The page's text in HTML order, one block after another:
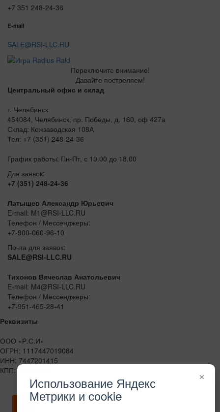
+7 351 248-24-36
E-mail
SALE@RSI-LLC.RU
Переключите внимание!
Давайте постреляем!
Центральный офис и склад
г. Челябинск
454084, Челябинск, пр. Победы, д. 160, оф 427а
Склад: Кожзаводская 108А
Тел: +7 (351) 248-24-36
График работы: Пн-Пт, с 10.00 до 18.00
Для заявок:
+7 (351) 248-24-36
Латышев Александр Юрьевич
E-mail: M1@RSI-LLC.RU
Телефон / Мессенджеры:
+7-900-060-96-10
Почта для заявок:
SALE@RSI-LLC.RU
Тихонов Вячеслав Анатольевич
E-mail: M4@RSI-LLC.RU
Телефон / Мессенджеры:
+7-951-465-28-41
Реквизиты
ООО «Р.С.И»
ОГРН: 1117447019084
ИНН: 7447201415
КПП: 744701001
Скачать карточку предприятия
×
Использование Яндекс
Метрики и cookie